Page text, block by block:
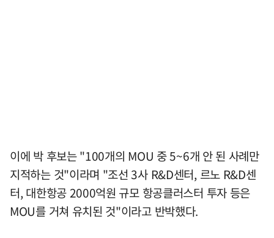
이에 박 후보는 "100개의 MOU 중 5~6개 안 된 사례만
지적하는 것"이라며 "조선 3사 R&D센터, 르노 R&D센
터, 대한항공 2000억원 규모 항공클러스터 투자 등은
MOU를 거쳐 유치된 것"이라고 반박했다.